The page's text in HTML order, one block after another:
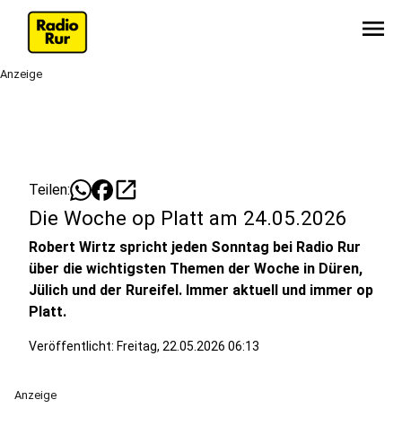
menu
Anzeige
Teilen: open_in_new
Die Woche op Platt am 24.05.2026
Robert Wirtz spricht jeden Sonntag bei Radio Rur
über die wichtigsten Themen der Woche in Düren,
Jülich und der Rureifel. Immer aktuell und immer op
Platt.
Veröffentlicht: Freitag, 22.05.2026 06:13
Anzeige